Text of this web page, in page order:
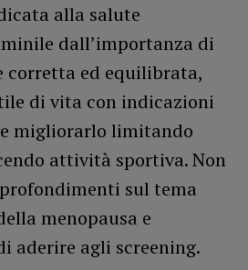
alla salute
dall’importanza di
corretta ed equilibrata,
di vita con indicazioni
migliorarlo limitando
attività sportiva. Non
sul tema
menopausa e
aderire agli screening.